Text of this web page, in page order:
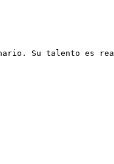
Su talento es